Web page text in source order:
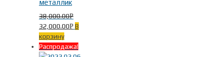
металлик
38,000.00Р
32,000.00Р В
корзину
Распродажа!